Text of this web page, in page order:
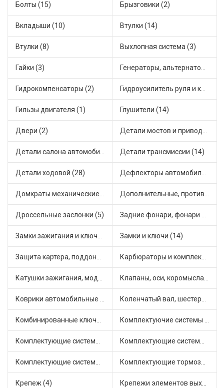
Болты (15) Брызговики (2)
Вкладыши (10) Втулки (14)
Втулки (8) Выхлопная система (3)
Гайки (3) Генераторы, альтернаторы и комплектующие (32)
Гидрокомпенсаторы (2) Гидроусилитель руля и комплектующие (1)
Гильзы двигателя (1) Глушители (14)
Двери (2) Детали мостов и привода трансмиссии (18)
Детали салона автомобиля (11) Детали трансмиссии (14)
Детали ходовой (28) Дефлекторы автомобильные (1)
Домкраты механические (1) Дополнительные, противотуманные фары (3)
Дроссельные заслонки (5) Задние фонари, фонари видимости (2)
Замки зажигания и ключи (4) Замки и ключи (14)
Защита картера, поддона, КПП (1) Карбюраторы и комплектующие (7)
Катушки зажигания, модули зажигания (14) Клапаны, оси, коромысла (5)
Коврики автомобильные (3) Коленчатый вал, шестерни коленчатого вала (2)
Комбинированные ключи (1) Комплектуючие системы стеклоочистителя (6)
Комплектующие системы выпуска отработавших газов (11) Комплектующие системы отопления (18)
Комплектующие системы питания (11) Комплектующие тормозной системы (6)
Крепеж (4) Крепежи элементов выхлопной системы (4)